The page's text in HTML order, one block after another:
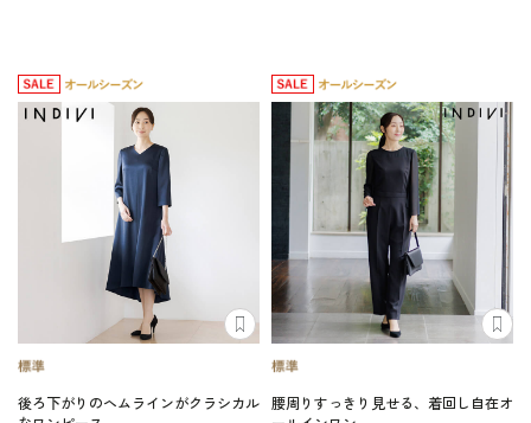
後ろ下がりのヘムラインがクラシカル
腰周りすっきり見せる、着回し自在オ